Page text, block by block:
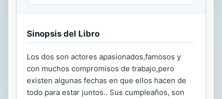
Sinopsis del Libro
Los dos son actores apasionados,famosos y
con muchos compromisos de trabajo,pero
existen algunas fechas en que ellos hacen de
todo para estar juntos.. Sus cumpleaños, son